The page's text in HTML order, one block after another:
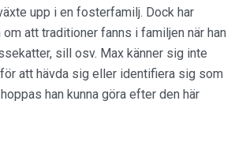
upp i en fosterfamilj. Dock har
om att traditioner fanns i familjen när han
sill osv. Max känner sig inte
att hävda sig eller identifiera sig som
han kunna göra efter den här